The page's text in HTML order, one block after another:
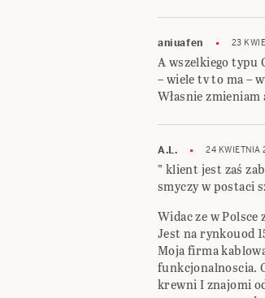
aniuafen 23
A wszelkiego typu
– wiele tv to ma –
Własnie
A.L. 24 KWIETNIA
” klient jest zaś
smyczy w postaci
Widac ze w
Jest na rynkouod
Moja firma
funkcjonalnoscia.
krewni I znajomi